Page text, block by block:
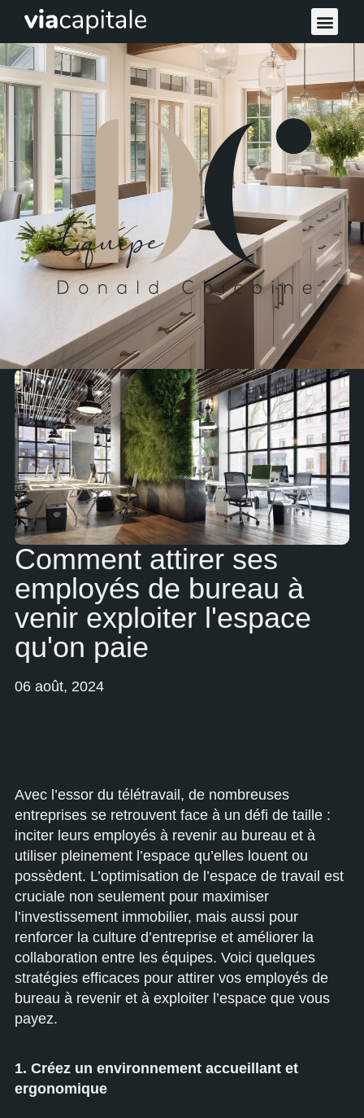
Comment attirer ses
employés de bureau à
venir exploiter l'espace
qu'on paie
06 août, 2024
Avec l’essor du télétravail, de nombreuses
entreprises se retrouvent face à un défi de taille :
inciter leurs employés à revenir au bureau et à
utiliser pleinement l’espace qu’elles louent ou
possèdent. L’optimisation de l’espace de travail est
cruciale non seulement pour maximiser
l’investissement immobilier, mais aussi pour
renforcer la culture d’entreprise et améliorer la
collaboration entre les équipes. Voici quelques
stratégies efficaces pour attirer vos employés de
bureau à revenir et à exploiter l’espace que vous
payez.
1. Créez un environnement accueillant et
ergonomique